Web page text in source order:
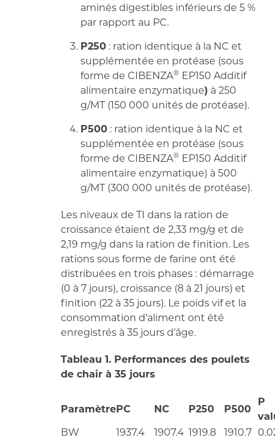
aminés digestibles inférieurs de 5 %
par rapport au PC.
P250: ration identique à la NC et
supplémentée en protéase (sous
forme de CIBENZA® EP150 Additif
alimentaire enzymatique) à 250
g/MT (150 000 unités de protéase).
P500: ration identique à la NC et
supplémentée en protéase (sous
forme de CIBENZA® EP150 Additif
alimentaire enzymatique) à 500
g/MT (300 000 unités de protéase).
Les niveaux de TI dans la ration de
croissance étaient de 2,33 mg/g et de
2,19 mg/g dans la ration de finition. Les
rations sous forme de farine ont été
distribuées en trois phases : démarrage
(0 à 7 jours), croissance (8 à 21 jours) et
finition (22 à 35 jours). Le poids vif et la
consommation d’aliment ont été
enregistrés à 35 jours d’âge.
Tableau 1. Performances des poulets
de chair à 35 jours
ParamètrePC NC P250 P500
P
BW
1937.4 1907.4 1919.8 1910.7